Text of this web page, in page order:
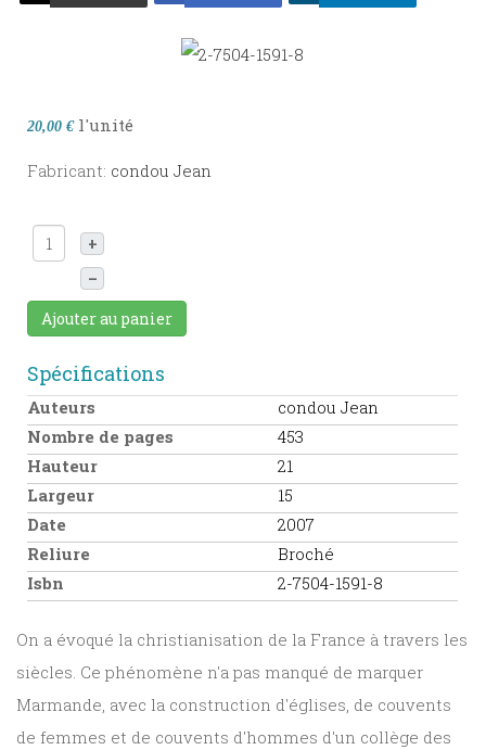
20,00 € l'unité
Fabricant: condou Jean
+
–
Ajouter au panier
Spécifications
Auteurs
condou Jean
Nombre de pages
453
Hauteur
21
Largeur
15
Date
2007
Reliure
Broché
Isbn
2-7504-1591-8
On a évoqué la christianisation de la France à travers les
siècles. Ce phénomène n'a pas manqué de marquer
Marmande, avec la construction d'églises, de couvents
de femmes et de couvents d'hommes d'un collège des